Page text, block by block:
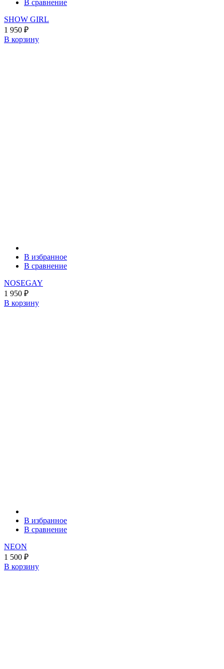
В сравнение
SHOW GIRL
1 950 ₽
В корзину
В избранное
В сравнение
NOSEGAY
1 950 ₽
В корзину
В избранное
В сравнение
NEON
1 500 ₽
В корзину